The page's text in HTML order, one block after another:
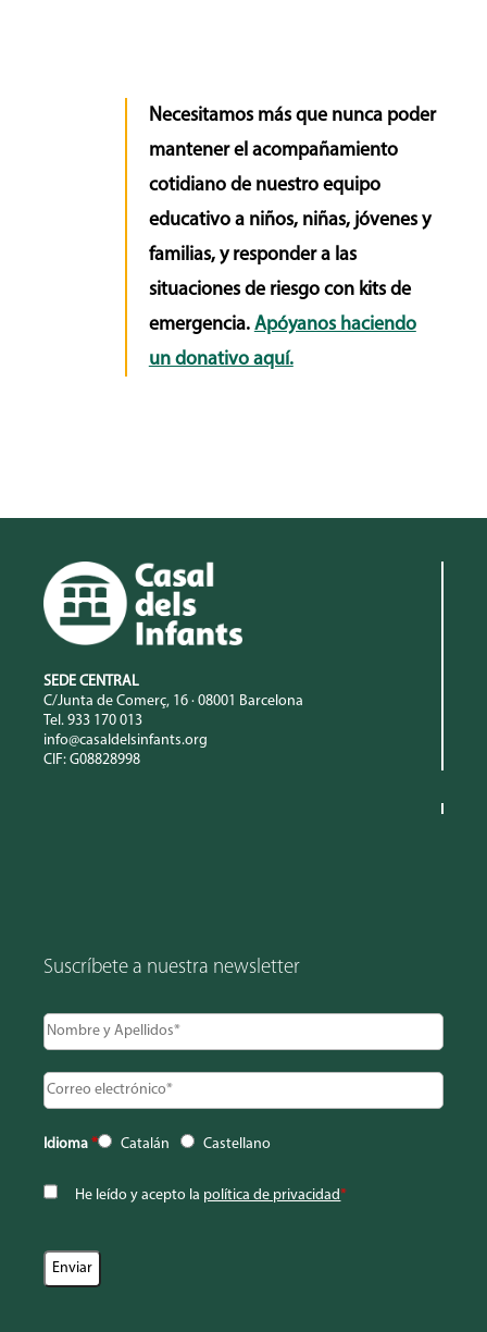
Necesitamos más que nunca poder
mantener el acompañamiento
cotidiano de nuestro equipo
educativo a niños, niñas, jóvenes y
familias, y responder a las
situaciones de riesgo con kits de
emergencia. Apóyanos haciendo
un donativo aquí.
SEDE CENTRAL
C/Junta de Comerç, 16 · 08001 Barcelona
Tel. 933 170 013
info@casaldelsinfants.org
CIF: G08828998
Suscríbete a nuestra newsletter
Idioma * Catalán Castellano
He leído y acepto la política de privacidad*